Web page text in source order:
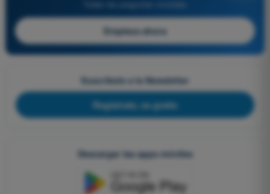
Empieza ahora
Suscríbete a la Newsletter
Regístrate, es gratis
Descargar las apps móviles